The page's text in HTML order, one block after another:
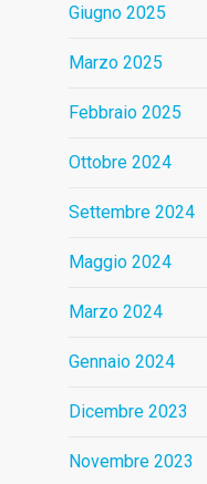
Giugno 2025
Marzo 2025
Febbraio 2025
Ottobre 2024
Settembre 2024
Maggio 2024
Marzo 2024
Gennaio 2024
Dicembre 2023
Novembre 2023